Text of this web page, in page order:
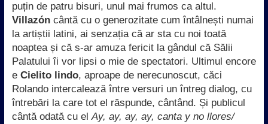
puțin de patru bisuri, unul mai frumos ca altul.
Villazóncântă cu o generozitate cum întâlnești numai
la artiștii latini, ai senzația că ar sta cu noi toată
noaptea și că s-ar amuza fericit la gândul că Sălii
Palatului îi vor lipsi o mie de spectatori. Ultimul encore
e Cielito lindo, aproape de nerecunoscut, căci
Rolando intercalează între versuri un întreg dialog, cu
întrebări la care tot el răspunde, cântând. Și publicul
cântă odată cu elAy, ay, ay, ay, canta y no llores/